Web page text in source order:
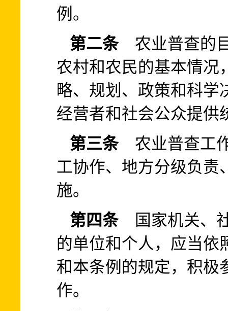
例。
第二条农业普查的目
农村和农民的基本情况
略、规划、政策和科学
经营者和社会公众提供
第三条农业普查工作
工协作、地方分级负责
施。
第四条国家机关、社
的单位和个人，应当依
和本条例的规定，积极
作。